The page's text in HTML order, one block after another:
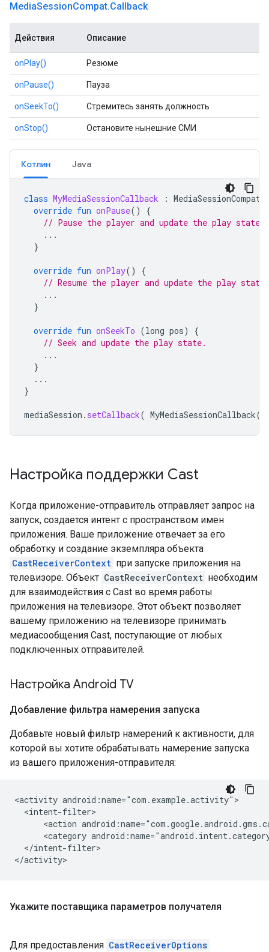
MediaSessionCompat.Callback
Действия Описание
onPlay() Резюме
onPause() Пауза
onSeekTo() Стремитесь занять должность
onStop() Остановите нынешние СМИ
Котлин Java
class MyMediaSessionCallback : MediaSessionCompat
override fun onPause()
{
// Pause the player and update the play state.
...
}
override fun onPlay()
{
// Resume the player and update the play state.
...
}
override fun onSeekTo (long pos)
{
// Seek and update the play state.
...
}
...
}
mediaSession . setCallback( MyMediaSessionCallback()
Настройка поддержки Cast
Когда приложение-отправитель отправляет запрос на
запуск, создается интент с пространством имен
приложения. Ваше приложение отвечает за его
обработку и создание экземпляра объекта
CastReceiverContext при запуске приложения на
телевизоре. Объект CastReceiverContext необходим
для взаимодействия с Cast во время работы
приложения на телевизоре. Этот объект позволяет
вашему приложению на телевизоре принимать
медиасообщения Cast, поступающие от любых
подключенных отправителей.
Настройка Android TV
Добавление фильтра намерения запуска
Добавьте новый фильтр намерений к активности, для
которой вы хотите обрабатывать намерение запуска
из вашего приложения-отправителя:
<activity android:name="com.example.activity">
  <intent-filter>
<action
<category
  </intent-filter>
Укажите поставщика параметров получателя
Для предоставления CastReceiverOptions